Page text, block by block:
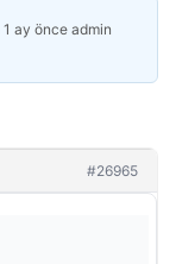
1 ay önce admin
#26965